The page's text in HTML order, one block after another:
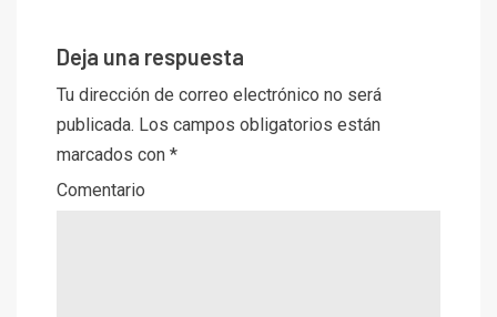
Deja una respuesta
Tu dirección de correo electrónico no será
publicada. Los campos obligatorios están
marcados con *
Comentario